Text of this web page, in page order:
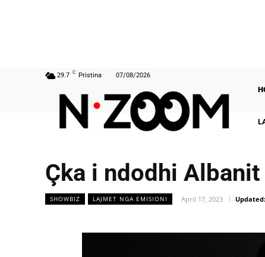
29.7 C Pristina 07/08/2026
Çka i ndodhi
SHOWBIZ LAJMET NGA EMISIONI April 17, 2023 Updated: